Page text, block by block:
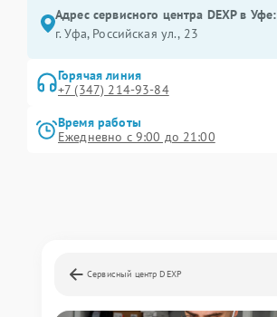
Адрес сервисного центра DEXP в Уфе:
г. Уфа, Российская ул., 23
Горячая линия
+7 (347) 214-93-84
Время работы
Ежедневно с 9:00 до 21:00
Сервисный центр DEXP